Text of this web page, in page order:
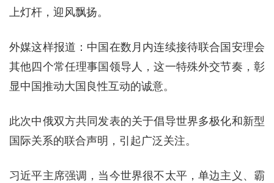
上灯杆，迎风飘扬。
外媒这样报道：中国在数月内连续接待联合国安理会
其他四个常任理事国领导人，这一特殊外交节奏，彰
显中国推动大国良性互动的诚意。
此次中俄双方共同发表的关于倡导世界多极化和新型
国际关系的联合声明，引起广泛关注。
习近平主席强调，当今世界很不太平，单边主义、霸